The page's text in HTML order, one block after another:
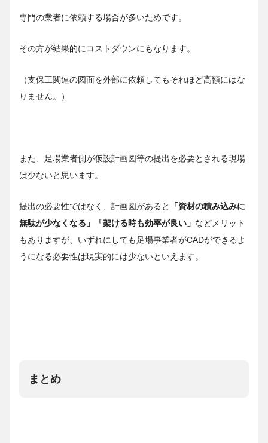
専門の業者に依頼する場合が多いためです。
その方が結果的にコストダウンにもなります。
（支保工関連の図面を外部に依頼してもそれほど高額にはな
りません。）
また、足場業者側が仮設計画図等の提出を必要とされる現場
は少ないと思います。
提出の必要性ではなく、計画図があると
「資材の積み込みに
無駄が少なくなる」「架ける時も効率が良い」 などメリット
もありますが、いずれにしても足場事業者がCADができるよ
うになる必要性は現実的には少ないといえます。
まとめ